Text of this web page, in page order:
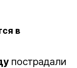
в
пострадали